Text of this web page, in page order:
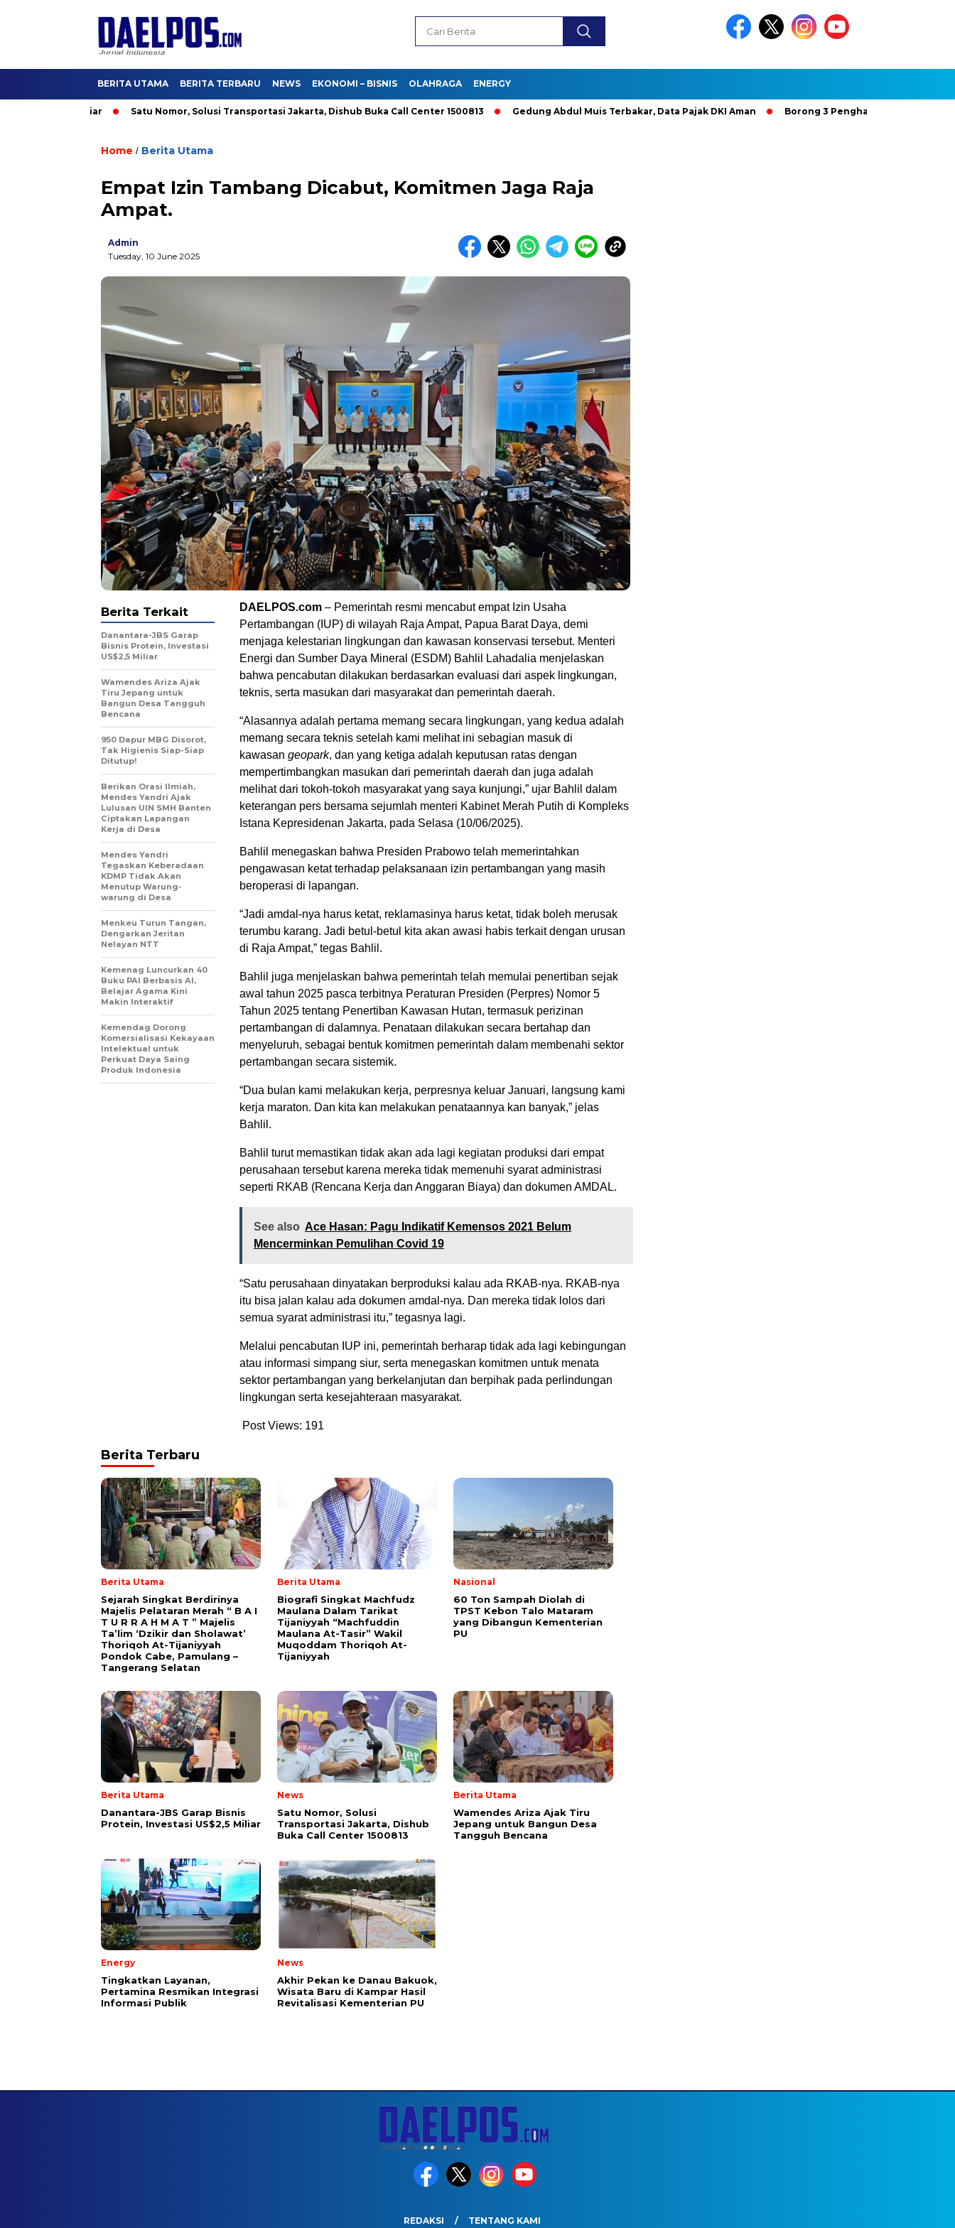
BERITA UTAMA BERITA TERBARU NEWS EKONOMI – BISNIS OLAHRAGA ENERGY
Satu Nomor, Solusi Transportasi Jakarta, Dishub Buka Call Center 1500813 Gedung Abdul Muis Terbakar, Data Pajak DKI Aman Borong 3 Penghargaan Gold Bintang 4,
Home / Berita Utama
Empat Izin Tambang Dicabut, Komitmen Jaga Raja
Ampat.
Admin
Tuesday, 10 June 2025
DAELPOS.com – Pemerintah resmi mencabut empat Izin Usaha
Pertambangan (IUP) di wilayah Raja Ampat, Papua Barat Daya, demi
menjaga kelestarian lingkungan dan kawasan konservasi tersebut. Menteri
Energi dan Sumber Daya Mineral (ESDM) Bahlil Lahadalia menjelaskan
bahwa pencabutan dilakukan berdasarkan evaluasi dari aspek lingkungan,
teknis, serta masukan dari masyarakat dan pemerintah daerah.
“Alasannya adalah pertama memang secara lingkungan, yang kedua adalah
memang secara teknis setelah kami melihat ini sebagian masuk di
kawasan geopark, dan yang ketiga adalah keputusan ratas dengan
mempertimbangkan masukan dari pemerintah daerah dan juga adalah
melihat dari tokoh-tokoh masyarakat yang saya kunjungi,” ujar Bahlil dalam
keterangan pers bersama sejumlah menteri Kabinet Merah Putih di Kompleks
Istana Kepresidenan Jakarta, pada Selasa (10/06/2025).
Bahlil menegaskan bahwa Presiden Prabowo telah memerintahkan
pengawasan ketat terhadap pelaksanaan izin pertambangan yang masih
beroperasi di lapangan.
“Jadi amdal-nya harus ketat, reklamasinya harus ketat, tidak boleh merusak
terumbu karang. Jadi betul-betul kita akan awasi habis terkait dengan urusan
di Raja Ampat,” tegas Bahlil.
Bahlil juga menjelaskan bahwa pemerintah telah memulai penertiban sejak
awal tahun 2025 pasca terbitnya Peraturan Presiden (Perpres) Nomor 5
Tahun 2025 tentang Penertiban Kawasan Hutan, termasuk perizinan
pertambangan di dalamnya. Penataan dilakukan secara bertahap dan
menyeluruh, sebagai bentuk komitmen pemerintah dalam membenahi sektor
pertambangan secara sistemik.
“Dua bulan kami melakukan kerja, perpresnya keluar Januari, langsung kami
kerja maraton. Dan kita kan melakukan penataannya kan banyak,” jelas
Bahlil.
Bahlil turut memastikan tidak akan ada lagi kegiatan produksi dari empat
perusahaan tersebut karena mereka tidak memenuhi syarat administrasi
seperti RKAB (Rencana Kerja dan Anggaran Biaya) dan dokumen AMDAL.
See also Ace Hasan: Pagu Indikatif Kemensos 2021 Belum
Mencerminkan Pemulihan Covid 19
“Satu perusahaan dinyatakan berproduksi kalau ada RKAB-nya. RKAB-nya
itu bisa jalan kalau ada dokumen amdal-nya. Dan mereka tidak lolos dari
semua syarat administrasi itu,” tegasnya lagi.
Melalui pencabutan IUP ini, pemerintah berharap tidak ada lagi kebingungan
atau informasi simpang siur, serta menegaskan komitmen untuk menata
sektor pertambangan yang berkelanjutan dan berpihak pada perlindungan
lingkungan serta kesejahteraan masyarakat.
Post Views: 191
Berita Terkait
Danantara-JBS Garap
Bisnis Protein, Investasi
US$2,5 Miliar
Wamendes Ariza Ajak
Tiru Jepang untuk
Bangun Desa Tangguh
Bencana
950 Dapur MBG Disorot,
Tak Higienis Siap-Siap
Ditutup!
Berikan Orasi Ilmiah,
Mendes Yandri Ajak
Lulusan UIN SMH Banten
Ciptakan Lapangan
Kerja di Desa
Mendes Yandri
Tegaskan Keberadaan
KDMP Tidak Akan
Menutup Warung-
warung di Desa
Menkeu Turun Tangan,
Dengarkan Jeritan
Nelayan NTT
Kemenag Luncurkan 40
Buku PAI Berbasis AI,
Belajar Agama Kini
Makin Interaktif
Kemendag Dorong
Komersialisasi Kekayaan
Intelektual untuk
Perkuat Daya Saing
Produk Indonesia
Berita Terbaru
Berita Utama
Sejarah Singkat Berdirinya
Majelis Pelataran Merah “ B A I
T U R R A H M A T ” Majelis
Ta’lim ‘Dzikir dan Sholawat’
Thoriqoh At-Tijaniyyah
Pondok Cabe, Pamulang –
Tangerang Selatan
Berita Utama
Biografi Singkat Machfudz
Maulana Dalam Tarikat
Tijaniyyah “Machfuddin
Maulana At-Tasir” Wakil
Muqoddam Thoriqoh At-
Tijaniyyah
Nasional
60 Ton Sampah Diolah di
TPST Kebon Talo Mataram
yang Dibangun Kementerian
PU
Berita Utama
Danantara-JBS Garap Bisnis
Protein, Investasi US$2,5 Miliar
News
Satu Nomor, Solusi
Transportasi Jakarta, Dishub
Buka Call Center 1500813
Berita Utama
Wamendes Ariza Ajak Tiru
Jepang untuk Bangun Desa
Tangguh Bencana
Energy
Tingkatkan Layanan,
Pertamina Resmikan Integrasi
Informasi Publik
News
Akhir Pekan ke Danau Bakuok,
Wisata Baru di Kampar Hasil
Revitalisasi Kementerian PU
REDAKSI TENTANG KAMI